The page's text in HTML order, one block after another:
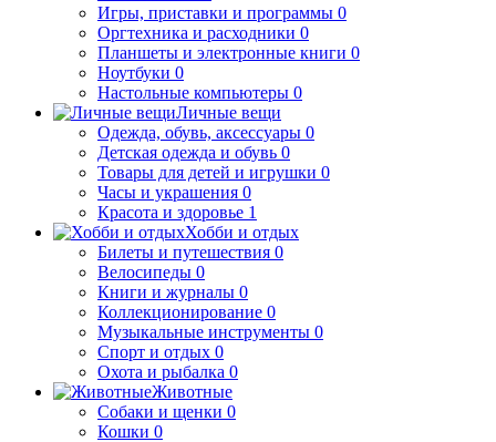
Игры, приставки и программы 0
Оргтехника и расходники 0
Планшеты и электронные книги 0
Ноутбуки 0
Настольные компьютеры 0
Личные вещи
Одежда, обувь, аксессуары 0
Детская одежда и обувь 0
Товары для детей и игрушки 0
Часы и украшения 0
Красота и здоровье 1
Хобби и отдых
Билеты и путешествия 0
Велосипеды 0
Книги и журналы 0
Коллекционирование 0
Музыкальные инструменты 0
Спорт и отдых 0
Охота и рыбалка 0
Животные
Собаки и щенки 0
Кошки 0